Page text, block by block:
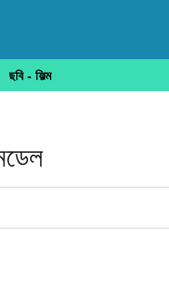
ছবি‎ - ফিল্ম